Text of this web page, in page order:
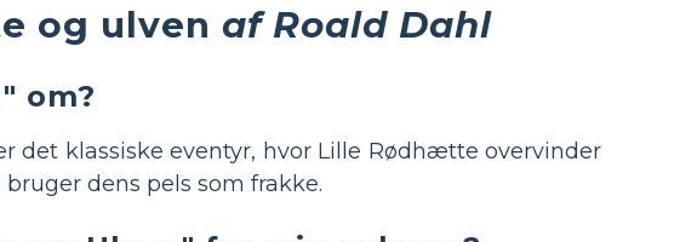
og ulven af Roald Dahl
om?
det klassiske eventyr, hvor Lille Rødhætte overvinder
dens pels som frakke.